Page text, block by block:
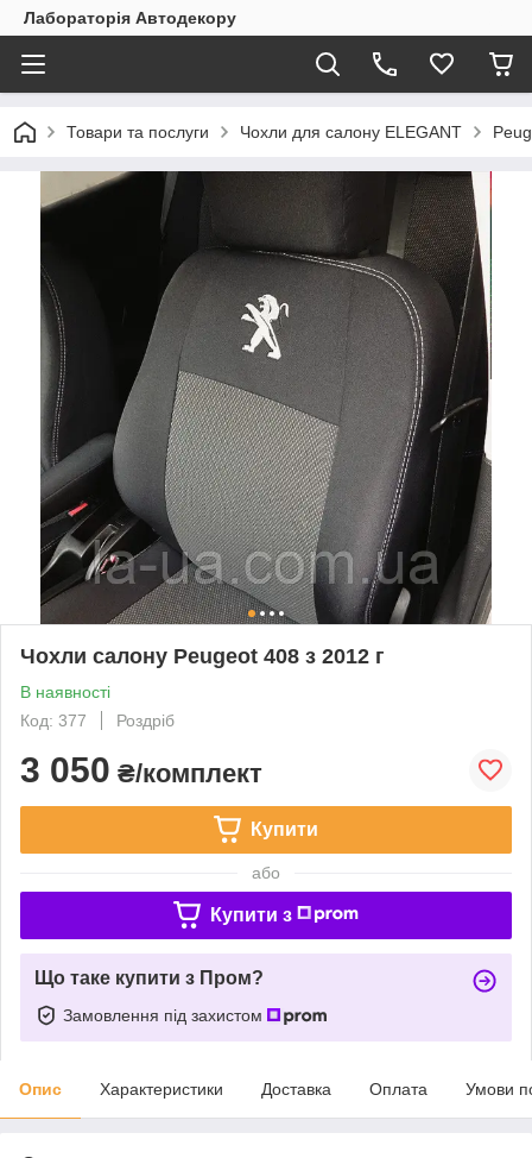
Лабораторія Автодекору
Товари та послуги Чохли для салону ELEGANT
Чохли салону Peugeot 408 з 2012 г
В наявності
Код: 377
Роздріб
3 050 ₴/комплект
Купити
або
Купити з
Що таке купити з Пром?
Замовлення під захистом
Опис Характеристики Доставка Оплата Умови